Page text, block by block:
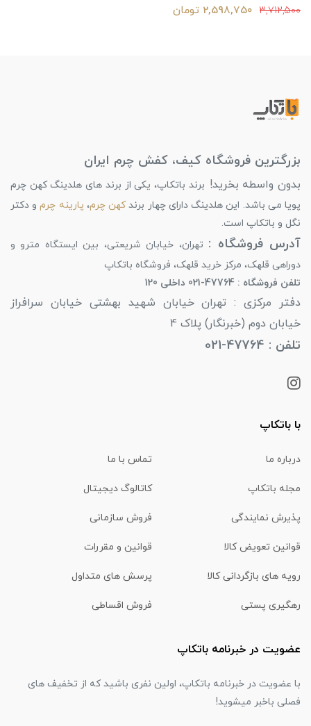
3,712,500 2,598,750 تومان
بزرگترین فروشگاه کیف، کفش چرم ایران
بدون واسطه بخرید! برند باتکاپ، یکی از برند های هلدینگ کهن چرم
پویا می باشد. این هلدینگ دارای چهار برندکهن چرم، پارینه چرمو دکتر
نگل و باتکاپ است.
آدرس فروشگاه : تهران، خیابان شریعتی، بین ایستگاه مترو و
دوراهی قلهک، مرکز خرید قلهک، فروشگاه باتکاپ
تلفن فروشگاه : 47764-021 داخلی 120
دفتر مرکزی : تهران خیابان شهید بهشتی خیابان سرافراز
خیابان دوم (خبرنگار) پلاک 4
تلفن : 47764-021
با باتکاپ
درباره ما تماس با ما
مجله باتکاپ کاتالوگ دیجیتال
پذیرش نمایندگی فروش سازمانی
قوانین تعویض کالا قوانین و مقررات
رویه های بازگردانی کالا پرسش های متداول
رهگیری پستی فروش اقساطی
عضویت در خبرنامه باتکاپ
با عضویت در خبرنامه باتکاپ، اولین نفری باشید که از تخفیف های
فصلی باخبر میشوید!